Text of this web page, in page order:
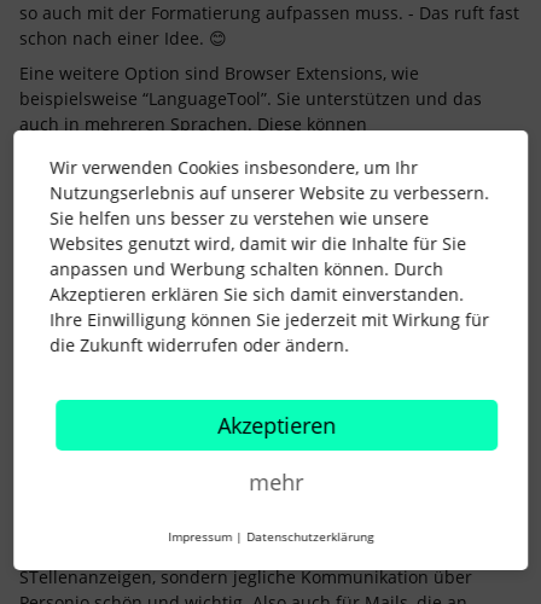
so auch mit der Formatierung aufpassen muss. - Das ruft fast
schon nach einer Idee. 😊
Eine weitere Option sind Browser Extensions, wie
beispielsweise “LanguageTool”. Sie unterstützen und das
auch in mehreren Sprachen. Diese können
verwaltet werden, auch deaktiviert werden.
Gibt es noch weitere Optionen?
Liebe Grüße
Lena
eine Rechschreibprüfung wäre nicht nur für die
STellenanzeigen, sondern jegliche Kommunikation über
Wir verwenden Cookies insbesondere, um Ihr
Nutzungserlebnis auf unserer Website zu verbessern.
Sie helfen uns besser zu verstehen wie unsere
Websites genutzt wird, damit wir die Inhalte für Sie
anpassen und Werbung schalten können. Durch
Akzeptieren erklären Sie sich damit einverstanden.
Ihre Einwilligung können Sie jederzeit mit Wirkung für
die Zukunft widerrufen oder ändern.
Akzeptieren
mehr
Impressum | Datenschutzerklärung